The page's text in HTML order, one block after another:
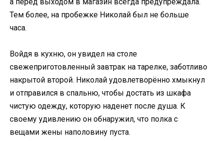
Тем более, на пробежке Николай был не больше
часа.
Войдя в кухню, он увидел на столе
свежеприготовленный завтрак на тарелке, заботливо
накрытой второй. Николай удовлетворённо хмыкнул
и отправился в спальню, чтобы достать из шкафа
чистую одежду, которую наденет после душа. К
своему удивлению он обнаружил, что полка с
вещами жены наполовину пуста.